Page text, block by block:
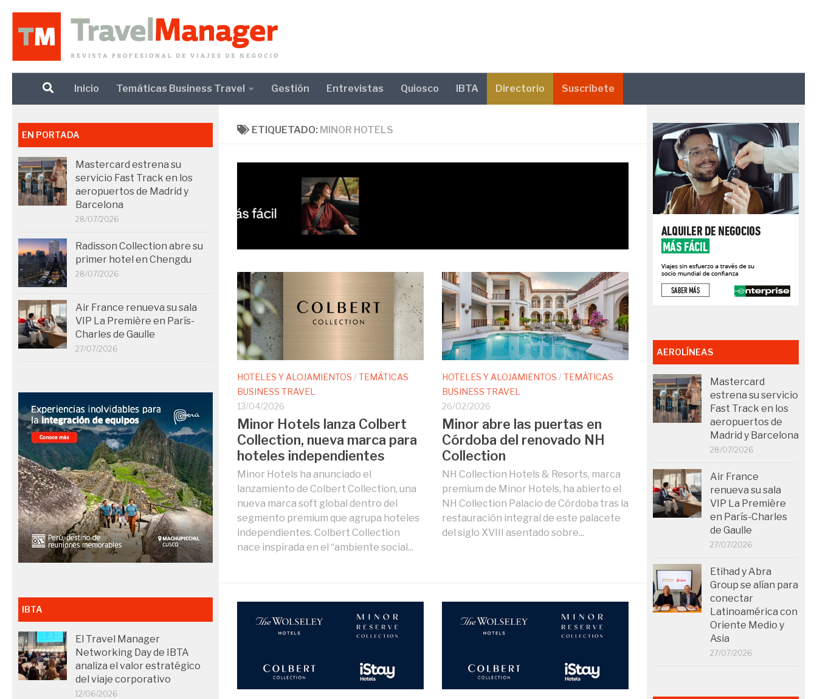
Debajo del contenido
Inicio Temáticas Business Travel Gestión Entrevistas Quiosco IBTA Directorio Suscríbete
ETIQUETADO: MINOR HOTELS
HOTELES Y ALOJAMIENTOS /TEMÁTICAS
BUSINESS TRAVEL
13/04/2026
Minor Hotels lanza Colbert
Collection, nueva marca para
hoteles independientes
Minor Hotels ha anunciado el
lanzamiento de Colbert Collection, una
nueva marca soft global dentro del
segmento premium que agrupa hoteles
independientes. Colbert Collection
nace inspirada en el “ambiente social...
HOTELES Y ALOJAMIENTOS /TEMÁTICAS
BUSINESS TRAVEL
26/02/2026
Minor abre las puertas en
Córdoba del renovado NH
Collection
NH Collection Hotels & Resorts, marca
premium de Minor Hotels, ha abierto el
NH Collection Palacio de Córdoba tras la
restauración integral de este palacete
del siglo XVIII asentado sobre...
EN PORTADA
Mastercard estrena su
servicio Fast Track en los
aeropuertos de Madrid y
Barcelona
28/07/2026
Radisson Collection abre su
primer hotel en Chengdu
28/07/2026
Air France renueva su sala
VIP La Première en París-
Charles de Gaulle
27/07/2026
IBTA
El Travel Manager
Networking Day de IBTA
analiza el valor estratégico
del viaje corporativo
12/06/2026
AEROLÍNEAS
Mastercard
estrena su servicio
Fast Track en los
aeropuertos de
Madrid y Barcelona
28/07/2026
Air France
renueva su sala
VIP La Première
en París-Charles
de Gaulle
27/07/2026
Etihad y Abra
Group se alían para
conectar
Latinoamérica con
Oriente Medio y
Asia
27/07/2026